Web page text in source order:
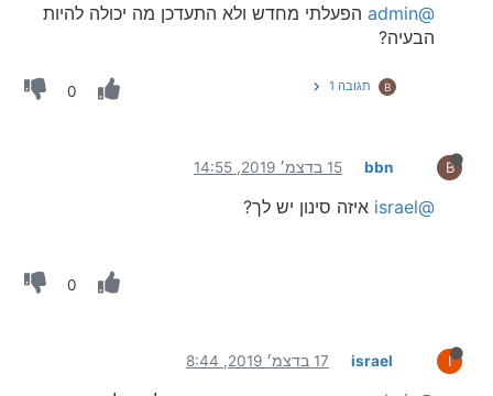
@admin
הפעלתי מחדש ולא התעדכן מה יכולה להיות
הבעיה?
B תגובה 1 0
B
bbn 15 בדצמ׳ 2019, 14:55
@israel איזה סינון יש לך?
0
I
israel 17 בדצמ׳ 2019, 8:44